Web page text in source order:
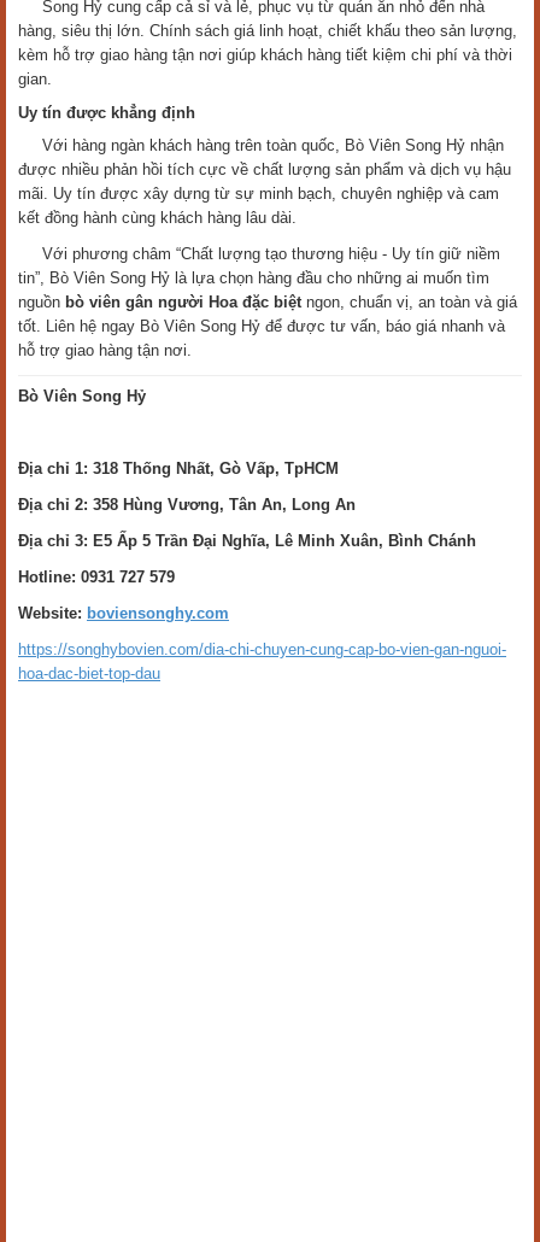
Song Hỷ cung cấp cả sỉ và lẻ, phục vụ từ quán ăn nhỏ đến nhà
hàng, siêu thị lớn. Chính sách giá linh hoạt, chiết khấu theo sản lượng,
kèm hỗ trợ giao hàng tận nơi giúp khách hàng tiết kiệm chi phí và thời
gian.
Uy tín được khẳng định
Với hàng ngàn khách hàng trên toàn quốc, Bò Viên Song Hỷ nhận
được nhiều phản hồi tích cực về chất lượng sản phẩm và dịch vụ hậu
mãi. Uy tín được xây dựng từ sự minh bạch, chuyên nghiệp và cam
kết đồng hành cùng khách hàng lâu dài.
Với phương châm “Chất lượng tạo thương hiệu - Uy tín giữ niềm
tin”, Bò Viên Song Hỷ là lựa chọn hàng đầu cho những ai muốn tìm
nguồn bò viên gân người Hoa đặc biệtngon, chuẩn vị, an toàn và giá
tốt. Liên hệ ngay Bò Viên Song Hỷ để được tư vấn, báo giá nhanh và
hỗ trợ giao hàng tận nơi.
Bò Viên Song Hỷ
Địa chỉ 1: 318 Thống Nhất, Gò Vấp, TpHCM
Địa chỉ 2: 358 Hùng Vương, Tân An, Long An
Địa chỉ 3: E5 Ấp 5 Trần Đại Nghĩa, Lê Minh Xuân, Bình Chánh
Hotline: 0931 727 579
Website: boviensonghy.com
https://songhybovien.com/dia-chi-chuyen-cung-cap-bo-vien-gan-nguoi-
hoa-dac-biet-top-dau